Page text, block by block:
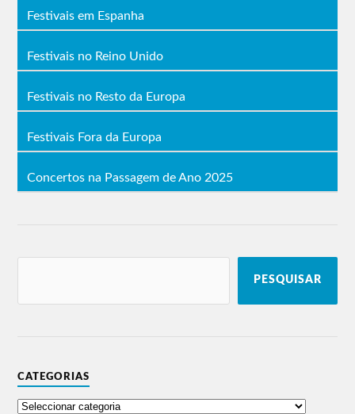
Festivais em Espanha
Festivais no Reino Unido
Festivais no Resto da Europa
Festivais Fora da Europa
Concertos na Passagem de Ano 2025
PESQUISAR
CATEGORIAS